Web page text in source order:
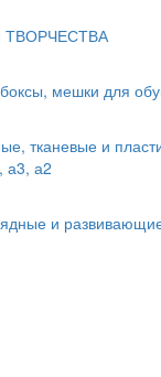
мешки для
тканевые и
а2
и